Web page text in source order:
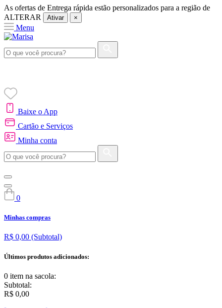
As ofertas de Entrega rápida estão personalizados para a região de
ALTERAR
Ativar ×
Menu
Baixe o App
Cartão e Serviços
Minha conta
0
Minhas compras
R$ 0,00 (Subtotal)
Últimos produtos adicionados:
0 item na sacola:
Subtotal:
R$ 0,00